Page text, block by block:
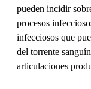
pueden incidir
procesos
infecciosos que
del torrente
articulaciones